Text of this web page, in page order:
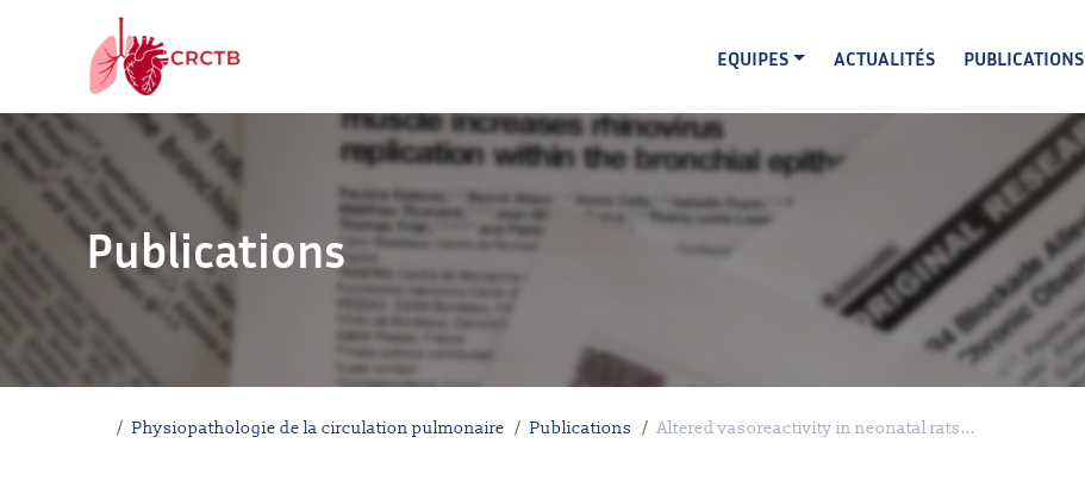
Aller au contenu
EQUIPES
ACTUALITÉS PUBLICATIONS
Publications
Accueil
Physiopathologie de la circulation pulmonaire Publications Altered vasoreactivity in neonatal rats...